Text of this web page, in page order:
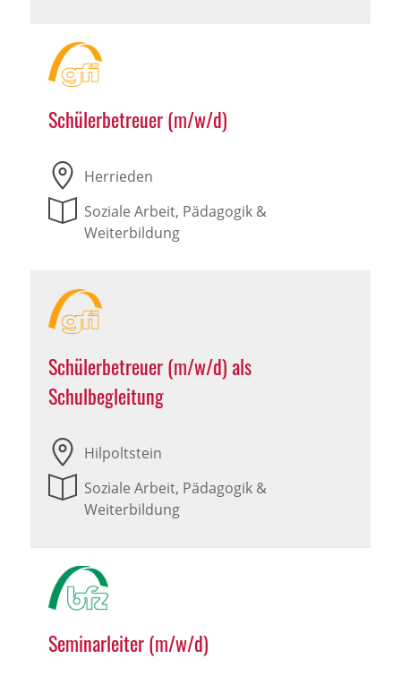
Schülerbetreuer (m/w/d)
Herrieden
Soziale Arbeit, Pädagogik &
Weiterbildung
Schülerbetreuer (m/w/d) als
Schulbegleitung
Hilpoltstein
Soziale Arbeit, Pädagogik &
Weiterbildung
Seminarleiter (m/w/d)